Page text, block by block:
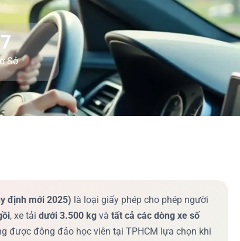
7
Sở
định mới 2025) là loại giấy phép cho phép người
, xe tải dưới 3.500 kg và tất cả các dòng xe số
được đông đảo học viên tại TPHCM lựa chọn khi